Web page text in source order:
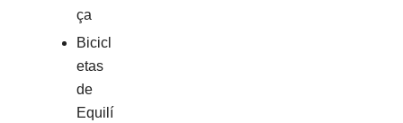
ça
Bicicl
etas
de
Equilí